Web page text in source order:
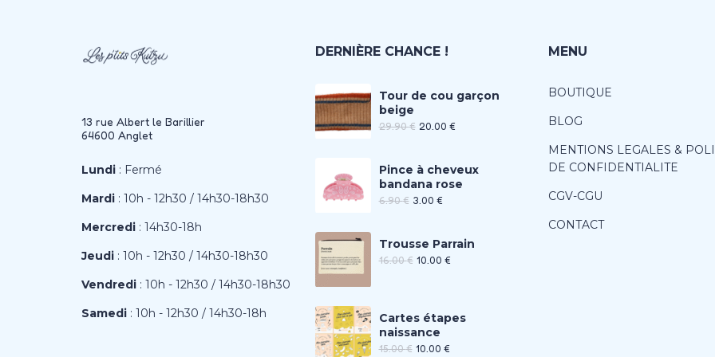
13 rue Albert le Barillier
64600 Anglet
Lundi : Fermé
Mardi : 10h - 12h30 / 14h30-18h30
Mercredi : 14h30-18h
Jeudi : 10h - 12h30 / 14h30-18h30
Vendredi : 10h - 12h30 / 14h30-18h30
Samedi : 10h - 12h30 / 14h30-18h
DERNIÈRE CHANCE !
Tour de cou garçon
beige
29.90€ 20.00 €
Pince à cheveux
bandana rose
6.90€ 3.00 €
Trousse Parrain
16.00€ 10.00 €
Cartes étapes
naissance
15.00€ 10.00 €
MENU
BOUTIQUE
BLOG
MENTIONS LEGALES &
DE CONFIDENTIALITE
CGV-CGU
CONTACT